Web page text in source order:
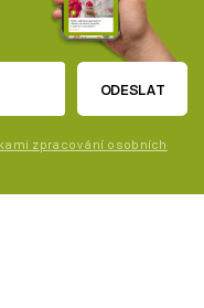
ODESLAT
zpracování osobních